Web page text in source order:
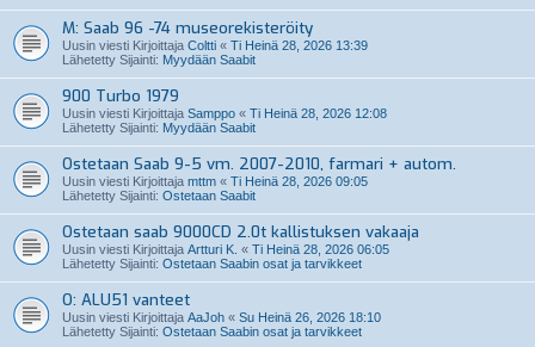
M: Saab 96 -74 museorekisteröity
Uusin viesti Kirjoittaja Coltti « Ti Heinä 28, 2026 13:39
Lähetetty Sijainti: Myydään Saabit
900 Turbo 1979
Uusin viesti Kirjoittaja Samppo « Ti Heinä 28, 2026 12:08
Lähetetty Sijainti: Myydään Saabit
Ostetaan Saab 9-5 vm. 2007-2010, farmari + autom.
Uusin viesti Kirjoittaja mttm « Ti Heinä 28, 2026 09:05
Lähetetty Sijainti: Ostetaan Saabit
Ostetaan saab 9000CD 2.0t kallistuksen vakaaja
Uusin viesti Kirjoittaja Artturi K. « Ti Heinä 28, 2026 06:05
Lähetetty Sijainti: Ostetaan Saabin osat ja tarvikkeet
O: ALU51 vanteet
Uusin viesti Kirjoittaja AaJoh « Su Heinä 26, 2026 18:10
Lähetetty Sijainti: Ostetaan Saabin osat ja tarvikkeet